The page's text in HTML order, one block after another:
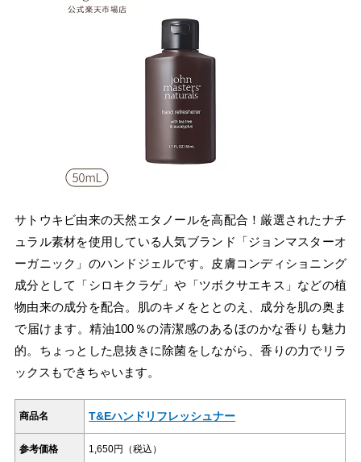
サトウキビ由来の天然エタノールを高配合！厳選されたナチ
ュラル素材を使用している人気ブランド「ジョンマスターオ
ーガニック」のハンドジェルです。皮膚コンディショニング
成分として「シロキクラゲ」や「ツボクサエキス」などの植
物由来の成分を配合。肌のキメをととのえ、成分を肌の奥ま
で届けます。精油100％の清潔感のあるほのかな香りも魅力
的。ちょっとした息抜きに除菌をしながら、香りの力でリラ
ックスもできちゃいます。
商品名 T&Eハンドリフレッシュナー
参考価格 1,650円（税込）